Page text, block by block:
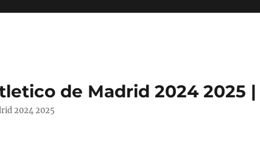
de Madrid 2024 2025
2024 2025